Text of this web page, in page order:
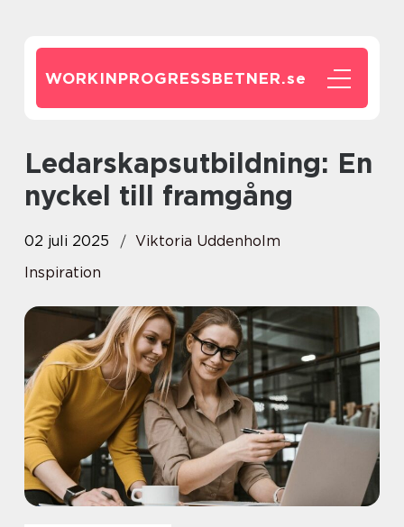
WORKINPROGRESSBETNER.se
Ledarskapsutbildning: En
nyckel till framgång
02 juli 2025
Viktoria Uddenholm
Inspiration